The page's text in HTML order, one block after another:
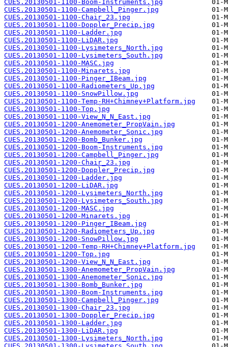
CUES.20130501-1100-Boom-Instruments.jpg
CUES.20130501-1100-Campbell_Pinger.jpg
CUES.20130501-1100-Chair_23.jpg
CUES.20130501-1100-Doppler_Precip.jpg
CUES.20130501-1100-Ladder.jpg
CUES.20130501-1100-LiDAR.jpg
CUES.20130501-1100-Lysimeters_North.jpg
CUES.20130501-1100-Lysimeters_South.jpg
CUES.20130501-1100-MASC.jpg
CUES.20130501-1100-Minarets.jpg
CUES.20130501-1100-Pinger_IBeam.jpg
CUES.20130501-1100-Radiometers_Up.jpg
CUES.20130501-1100-SnowPillow.jpg
CUES.20130501-1100-Temp-RH+Chimney+Platform.jpg
CUES.20130501-1100-Top.jpg
CUES.20130501-1100-View_N_N_East.jpg
CUES.20130501-1200-Anemometer_PropVain.jpg
CUES.20130501-1200-Anemometer_Sonic.jpg
CUES.20130501-1200-Bomb_Bunker.jpg
CUES.20130501-1200-Boom-Instruments.jpg
CUES.20130501-1200-Campbell_Pinger.jpg
CUES.20130501-1200-Chair_23.jpg
CUES.20130501-1200-Doppler_Precip.jpg
CUES.20130501-1200-Ladder.jpg
CUES.20130501-1200-LiDAR.jpg
CUES.20130501-1200-Lysimeters_North.jpg
CUES.20130501-1200-Lysimeters_South.jpg
CUES.20130501-1200-MASC.jpg
CUES.20130501-1200-Minarets.jpg
CUES.20130501-1200-Pinger_IBeam.jpg
CUES.20130501-1200-Radiometers_Up.jpg
CUES.20130501-1200-SnowPillow.jpg
CUES.20130501-1200-Temp-RH+Chimney+Platform.jpg
CUES.20130501-1200-Top.jpg
CUES.20130501-1200-View_N_N_East.jpg
CUES.20130501-1300-Anemometer_PropVain.jpg
CUES.20130501-1300-Anemometer_Sonic.jpg
CUES.20130501-1300-Bomb_Bunker.jpg
CUES.20130501-1300-Boom-Instruments.jpg
CUES.20130501-1300-Campbell_Pinger.jpg
CUES.20130501-1300-Chair_23.jpg
CUES.20130501-1300-Doppler_Precip.jpg
CUES.20130501-1300-Ladder.jpg
CUES.20130501-1300-LiDAR.jpg
CUES.20130501-1300-Lysimeters_North.jpg